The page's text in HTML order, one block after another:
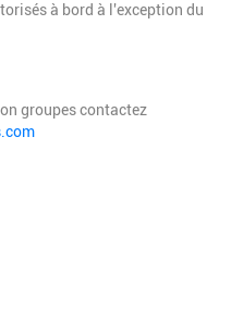
à bord à l'exception du
groupes contactez